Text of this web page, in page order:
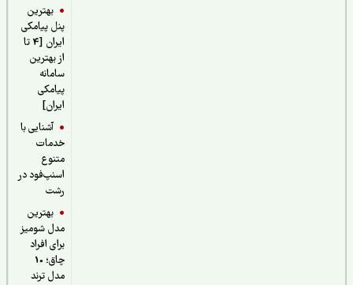
بهترین
پنل پیامکی
ایران [4 تا
از بهترین
سامانه
پیامکی
آشنایی با
خدمات
اسنپ‌فود در
بهترین
مدل شومیز
برای افراد
چاق؛ 10
مدل ترند